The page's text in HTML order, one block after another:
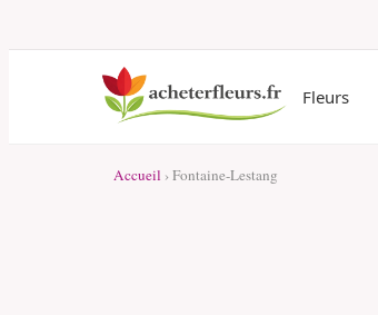
Fleurs
Accueil › Fontaine-Lestang